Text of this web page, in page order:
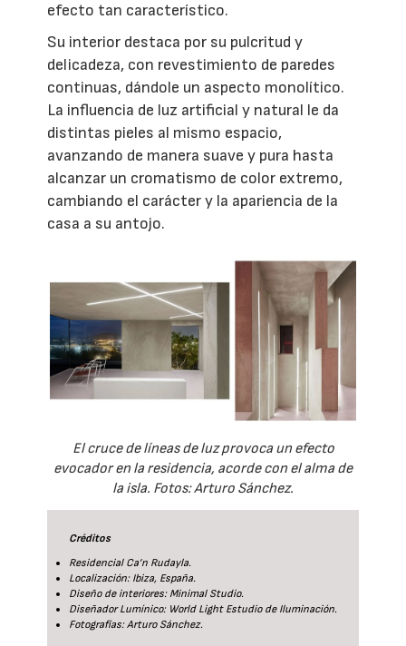
efecto tan característico.
Su interior destaca por su pulcritud y
delicadeza, con revestimiento de paredes
continuas, dándole un aspecto monolítico.
La influencia de luz artificial y natural le da
distintas pieles al mismo espacio,
avanzando de manera suave y pura hasta
alcanzar un cromatismo de color extremo,
cambiando el carácter y la apariencia de la
casa a su antojo.
El cruce de líneas de luz provoca un efecto
evocador en la residencia, acorde con el alma de
la isla. Fotos: Arturo Sánchez.
Créditos
Residencial Ca’n Rudayla.
Localización: Ibiza, España.
Diseño de interiores: Minimal Studio.
Diseñador Lumínico: World Light Estudio de Iluminación.
Fotografías: Arturo Sánchez.